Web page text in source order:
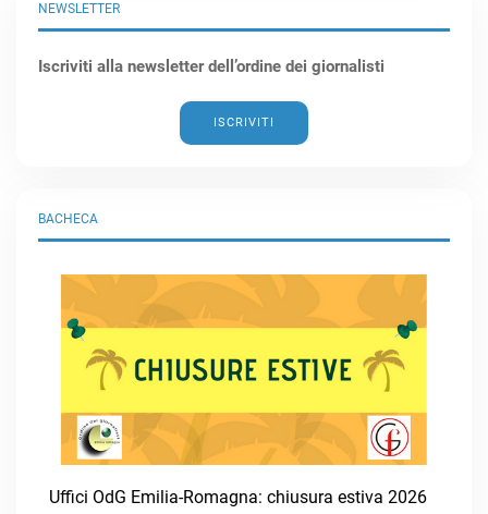
BACHECA
Uffici OdG Emilia-Romagna: chiusura estiva 2026
NEWSLETTER
Iscriviti alla newsletter dell’ordine dei giornalisti
ISCRIVITI